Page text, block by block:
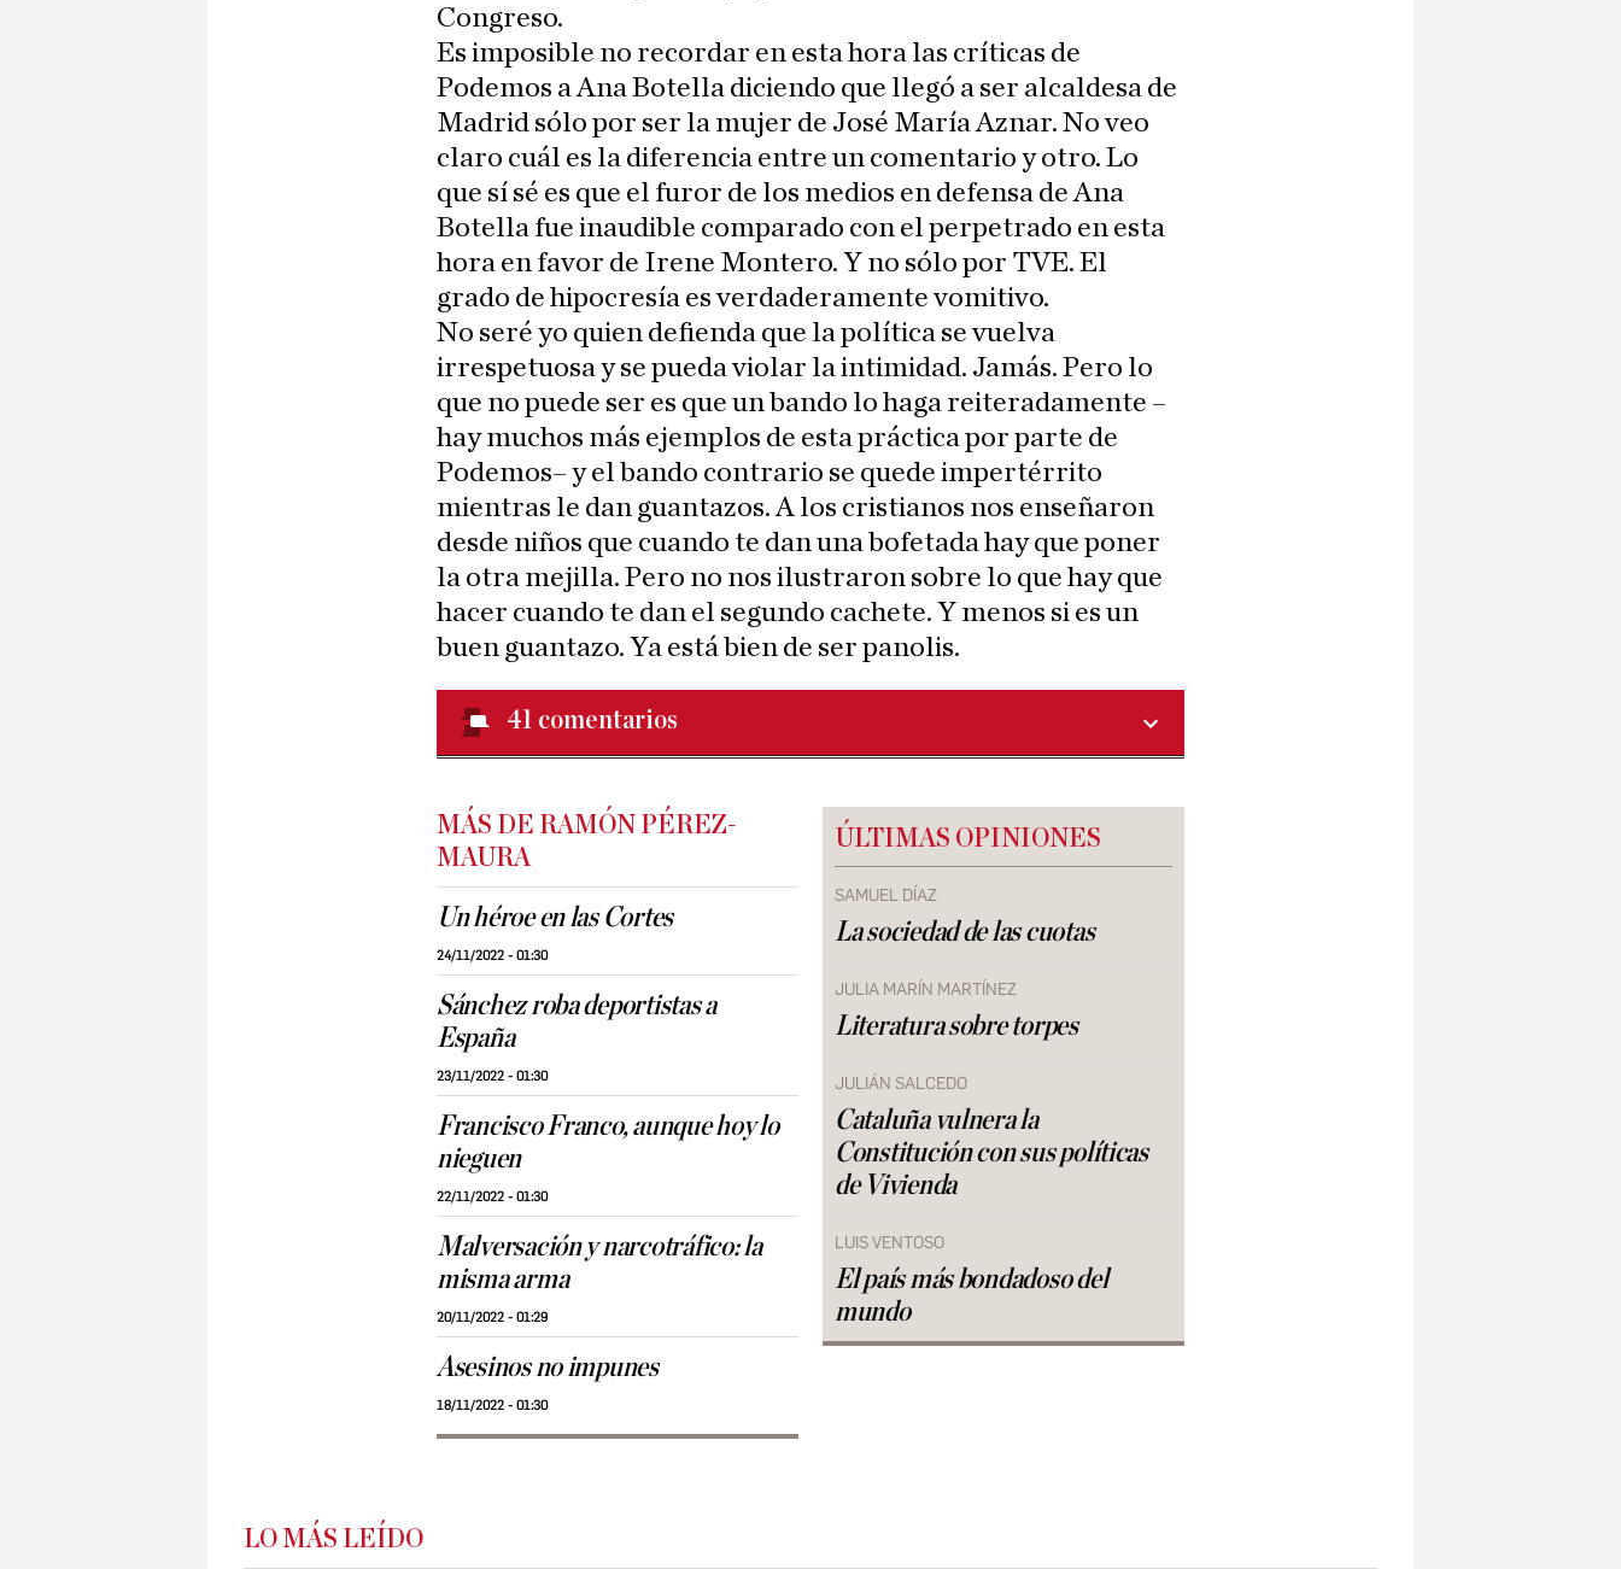
Congreso.
Es imposible no recordar en esta hora las críticas de
Podemos a Ana Botella diciendo que llegó a ser alcaldesa de
Madrid sólo por ser la mujer de José María Aznar. No veo
claro cuál es la diferencia entre un comentario y otro. Lo
que sí sé es que el furor de los medios en defensa de Ana
Botella fue inaudible comparado con el perpetrado en esta
hora en favor de Irene Montero. Y no sólo por TVE. El
grado de hipocresía es verdaderamente vomitivo.
No seré yo quien defienda que la política se vuelva
irrespetuosa y se pueda violar la intimidad. Jamás. Pero lo
que no puede ser es que un bando lo haga reiteradamente –
hay muchos más ejemplos de esta práctica por parte de
Podemos– y el bando contrario se quede impertérrito
mientras le dan guantazos. A los cristianos nos enseñaron
desde niños que cuando te dan una bofetada hay que poner
la otra mejilla. Pero no nos ilustraron sobre lo que hay que
hacer cuando te dan el segundo cachete. Y menos si es un
buen guantazo. Ya está bien de ser panolis.
41 comentarios
MÁS DE RAMÓN PÉREZ-
MAURA
Un héroe en las Cortes
24/11/2022 - 01:30
Sánchez roba deportistas a
España
23/11/2022 - 01:30
Francisco Franco, aunque hoy lo
nieguen
22/11/2022 - 01:30
Malversación y narcotráfico: la
misma arma
20/11/2022 - 01:29
Asesinos no impunes
18/11/2022 - 01:30
ÚLTIMAS OPINIONES
SAMUEL DÍAZ
La sociedad de las cuotas
JULIA MARÍN MARTÍNEZ
Literatura sobre torpes
JULIÁN SALCEDO
Cataluña vulnera la
Constitución con sus políticas
de Vivienda
LUIS VENTOSO
El país más bondadoso del
mundo
LO MÁS LEÍDO